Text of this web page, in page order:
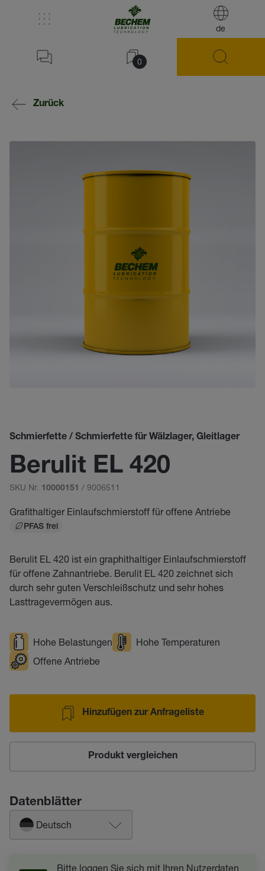
de
0
Zurück
Schmierfette / Schmierfette für Wälzlager, Gleitlager
Berulit EL 420
SKU Nr. 10000151 / 9006511
Grafithaltiger Einlaufschmierstoff für offene Antriebe
PFAS frei
Berulit EL 420 ist ein graphithaltiger Einlaufschmierstoff
für offene Zahnantriebe. Berulit EL 420 zeichnet sich
durch sehr guten Verschleißschutz und sehr hohes
Lasttragevermögen aus.
Hohe Belastungen
Hohe Temperaturen
Offene Antriebe
Hinzufügen zur Anfrageliste
Produkt vergleichen
Datenblätter
Deutsch
Bitte loggen Sie sich mit Ihren Nutzerdaten